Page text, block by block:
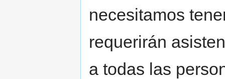
necesitamos
requerirán
a todas las